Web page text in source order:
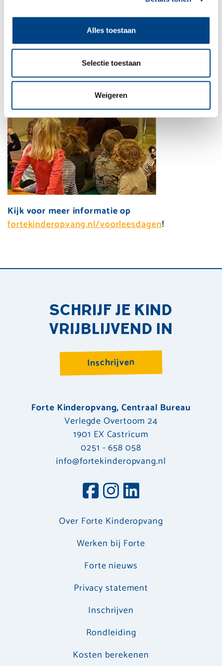
Alles toestaan
Selectie toestaan
Weigeren
noodopvang bij KDV De Wielewaal in Bergen
Kijk voor meer informatie op
fortekinderopvang.nl/voorleesdagen!
SCHRIJF JE KIND
VRIJBLIJVEND IN
Inschrijven
Forte Kinderopvang, Centraal Bureau
Verlegde Overtoom 24
1901 EX Castricum
0251 - 658 058
info@fortekinderopvang.nl
Over Forte Kinderopvang
Werken bij Forte
Forte nieuws
Privacy statement
Inschrijven
Rondleiding
Kosten berekenen